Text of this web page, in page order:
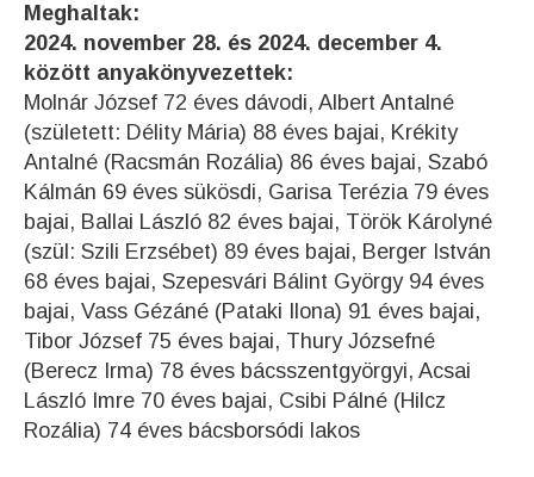
Meghaltak:
2024. november 28. és 2024. december 4.
között anyakönyvezettek:
Molnár József 72 éves dávodi, Albert Antalné
(született: Délity Mária) 88 éves bajai, Krékity
Antalné (Racsmán Rozália) 86 éves bajai, Szabó
Kálmán 69 éves sükösdi, Garisa Terézia 79 éves
bajai, Ballai László 82 éves bajai, Török Károlyné
(szül: Szili Erzsébet) 89 éves bajai, Berger István
68 éves bajai, Szepesvári Bálint György 94 éves
bajai, Vass Gézáné (Pataki Ilona) 91 éves bajai,
Tibor József 75 éves bajai, Thury Józsefné
(Berecz Irma) 78 éves bácsszentgyörgyi, Acsai
László Imre 70 éves bajai, Csibi Pálné (Hilcz
Rozália) 74 éves bácsborsódi lakos